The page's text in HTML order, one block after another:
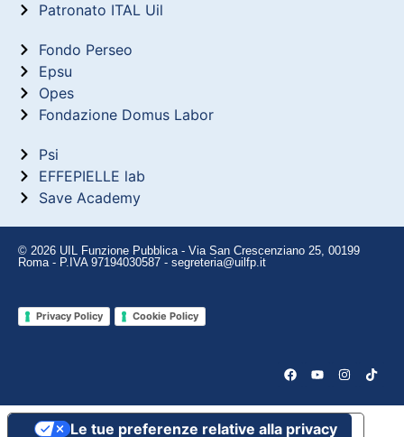
Patronato ITAL Uil
Fondo Perseo
Epsu
Opes
Fondazione Domus Labor
Psi
EFFEPIELLE lab
Save Academy
© 2026 UIL Funzione Pubblica - Via San Crescenziano 25, 00199
Roma - P.IVA 97194030587 - segreteria@uilfp.it
Privacy Policy Cookie Policy
Le tue preferenze relative alla privacy